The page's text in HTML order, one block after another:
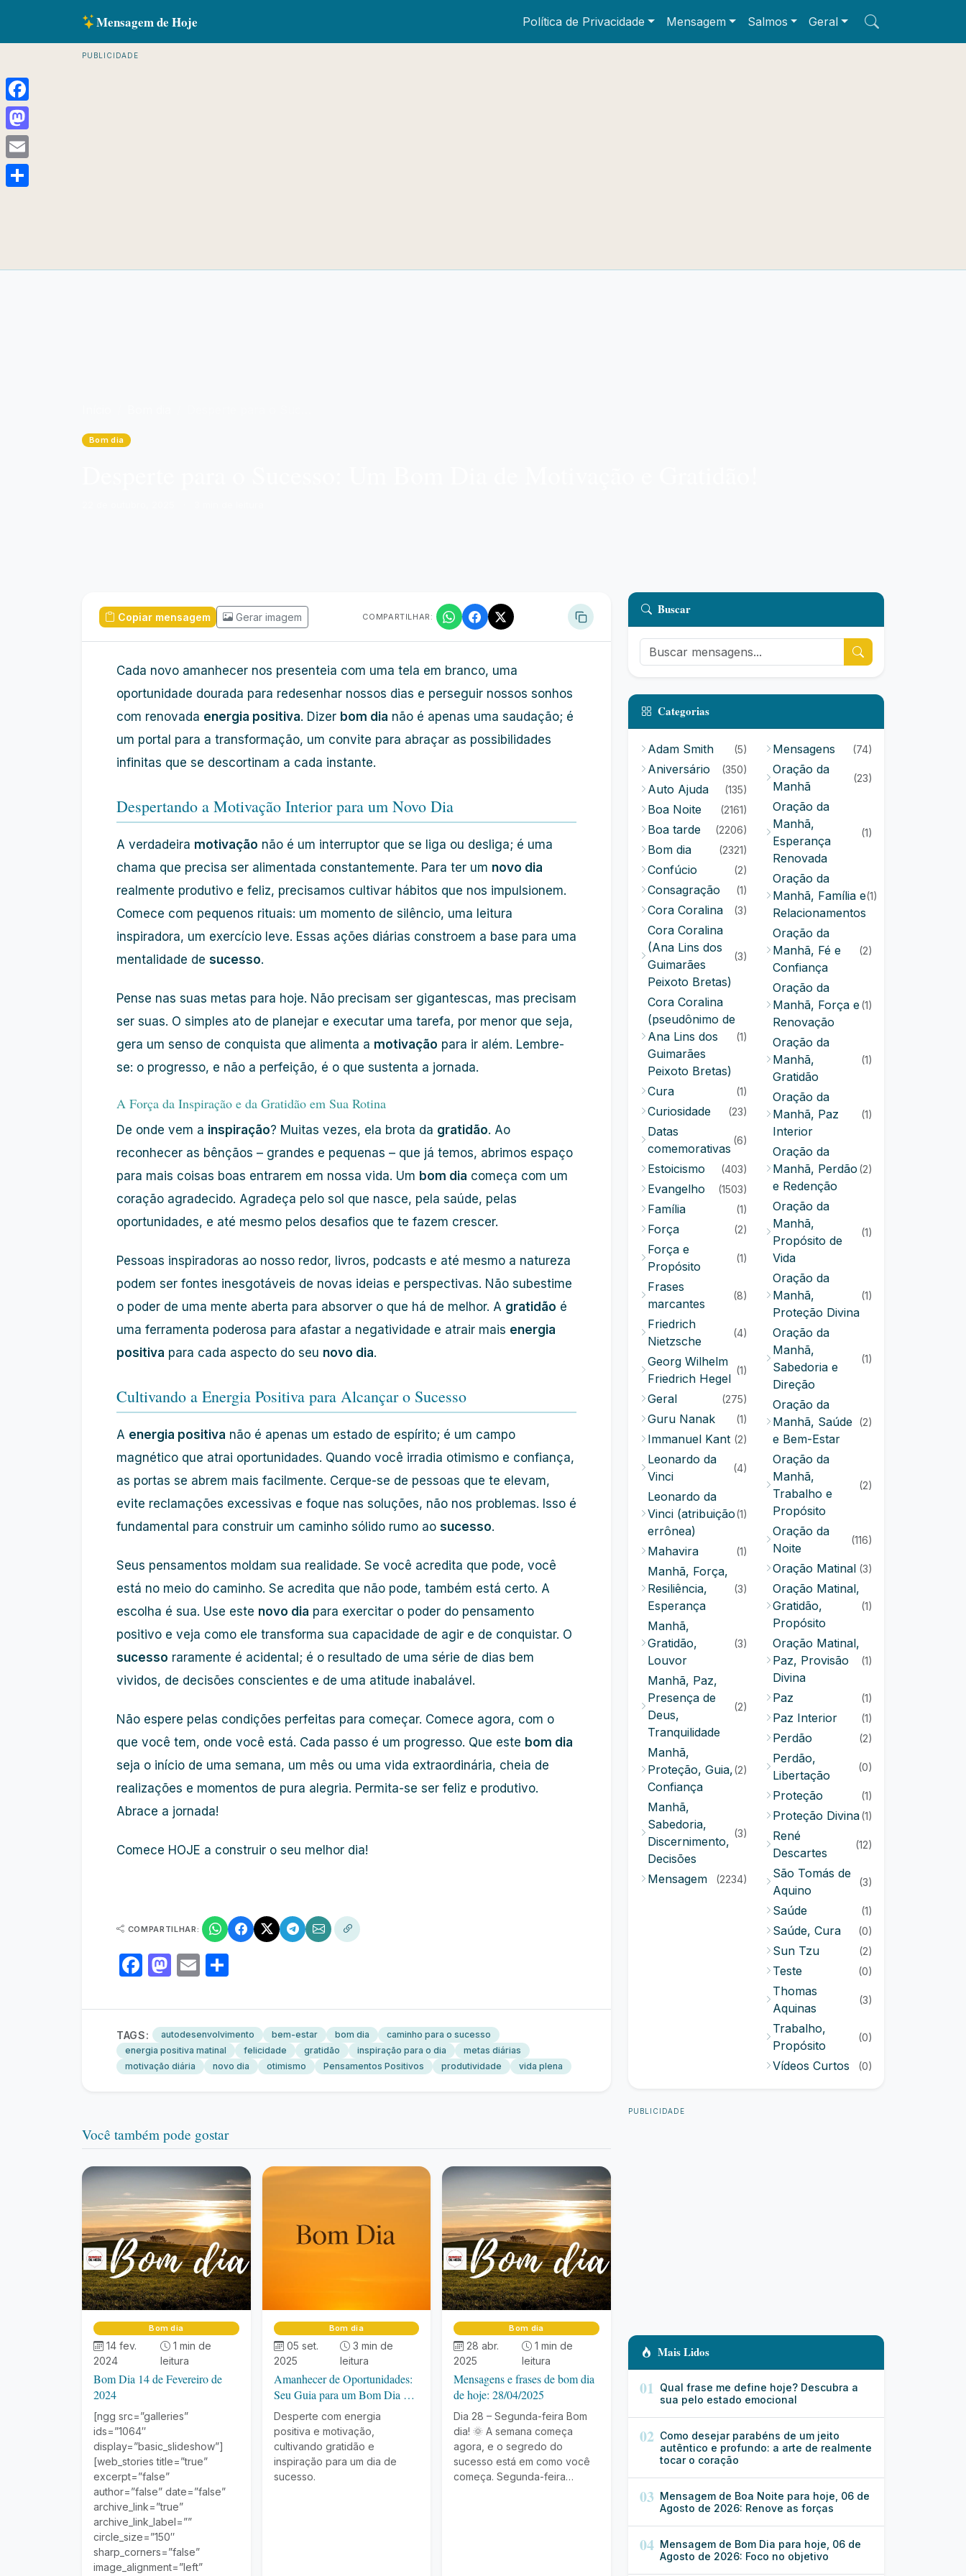
Mensagem de Hoje Política de Privacidade Mensagem Salmos Geral
PUBLICIDADE
Bom dia
Copiar mensagem Gerar imagem COMPARTILHAR:
Cada novo amanhecer nos presenteia com uma tela em branco, uma
oportunidade dourada para redesenhar nossos dias e perseguir nossos sonhos
com renovada energia positiva. Dizer bom dia não é apenas uma saudação; é
um portal para a transformação, um convite para abraçar as possibilidades
infinitas que se descortinam a cada instante.
Despertando a Motivação Interior para um Novo Dia
A verdadeira motivação não é um interruptor que se liga ou desliga; é uma
chama que precisa ser alimentada constantemente. Para ter um novo dia
realmente produtivo e feliz, precisamos cultivar hábitos que nos impulsionem.
Comece com pequenos rituais: um momento de silêncio, uma leitura
inspiradora, um exercício leve. Essas ações diárias constroem a base para uma
mentalidade de sucesso.
Pense nas suas metas para hoje. Não precisam ser gigantescas, mas precisam
ser suas. O simples ato de planejar e executar uma tarefa, por menor que seja,
gera um senso de conquista que alimenta a motivação para ir além. Lembre-
se: o progresso, e não a perfeição, é o que sustenta a jornada.
A Força da Inspiração e da Gratidão em Sua Rotina
De onde vem a inspiração? Muitas vezes, ela brota da gratidão. Ao
reconhecer as bênçãos – grandes e pequenas – que já temos, abrimos espaço
para mais coisas boas entrarem em nossa vida. Um bom dia começa com um
coração agradecido. Agradeça pelo sol que nasce, pela saúde, pelas
oportunidades, e até mesmo pelos desafios que te fazem crescer.
Pessoas inspiradoras ao nosso redor, livros, podcasts e até mesmo a natureza
podem ser fontes inesgotáveis de novas ideias e perspectivas. Não subestime
o poder de uma mente aberta para absorver o que há de melhor. A gratidão é
uma ferramenta poderosa para afastar a negatividade e atrair mais energia
positiva para cada aspecto do seu novo dia.
Cultivando a Energia Positiva para Alcançar o Sucesso
A energia positiva não é apenas um estado de espírito; é um campo
magnético que atrai oportunidades. Quando você irradia otimismo e confiança,
as portas se abrem mais facilmente. Cerque-se de pessoas que te elevam,
evite reclamações excessivas e foque nas soluções, não nos problemas. Isso é
fundamental para construir um caminho sólido rumo ao sucesso.
Seus pensamentos moldam sua realidade. Se você acredita que pode, você
está no meio do caminho. Se acredita que não pode, também está certo. A
escolha é sua. Use este novo dia para exercitar o poder do pensamento
positivo e veja como ele transforma sua capacidade de agir e de conquistar. O
sucesso raramente é acidental; é o resultado de uma série de dias bem
vividos, de decisões conscientes e de uma atitude inabalável.
Não espere pelas condições perfeitas para começar. Comece agora, com o
que você tem, onde você está. Cada passo é um progresso. Que este bom dia
seja o início de uma semana, um mês ou uma vida extraordinária, cheia de
realizações e momentos de pura alegria. Permita-se ser feliz e produtivo.
Abrace a jornada!
Comece HOJE a construir o seu melhor dia!
COMPARTILHAR:
Facebook
Mastodon
Email
TAGS: autodesenvolvimento bem-estar bom dia
caminho para o sucesso
energia positiva matinal
felicidade gratidão inspiração para o dia
metas diárias
motivação diária
novo dia otimismo Pensamentos Positivos produtividade vida plena
Você também pode gostar
Bom dia
14 fev.
2024
1 min de
leitura
Bom Dia 14 de Fevereiro de
2024
[ngg src=”galleries”
ids=”1064″
display=”basic_slideshow”]
[web_stories title=”true”
excerpt=”false”
author=”false” date=”false”
archive_link=”true”
archive_link_label=””
circle_size=”150″
sharp_corners=”false”
image_alignment=”left”
Bom dia
05 set.
2025
3 min de
leitura
Amanhecer de Oportunidades:
Seu Guia para um Bom Dia de
Sucesso
Desperte com energia
positiva e motivação,
cultivando gratidão e
inspiração para um dia de
sucesso.
Bom dia
28 abr.
2025
1 min de
leitura
Mensagens e frases de bom dia
de hoje: 28/04/2025
Dia 28 – Segunda-feira Bom
dia! 🌞 A semana começa
agora, e o segredo do
sucesso está em como você
começa. Segunda-feira…
Buscar
Categorias
Adam Smith (5)
Aniversário (350)
Auto Ajuda (135)
Boa Noite (2161)
Boa tarde (2206)
Bom dia (2321)
Confúcio (2)
Consagração (1)
Cora Coralina (3)
Cora Coralina
(Ana Lins dos
Guimarães
Peixoto Bretas)
(3)
Cora Coralina
(pseudônimo de
Ana Lins dos
Guimarães
Peixoto Bretas)
(1)
Cura (1)
Curiosidade (23)
Datas
comemorativas
(6)
Estoicismo (403)
Evangelho (1503)
Família (1)
Força (2)
Força e
Propósito
(1)
Frases
marcantes
(8)
Friedrich
Nietzsche
(4)
Georg Wilhelm
Friedrich Hegel
(1)
Geral (275)
Guru Nanak (1)
Immanuel Kant (2)
Leonardo da
Vinci
(4)
Leonardo da
Vinci (atribuição
errônea)
(1)
Mahavira (1)
Manhã, Força,
Resiliência,
Esperança
(3)
Manhã,
Gratidão,
Louvor
(3)
Manhã, Paz,
Presença de
Deus,
Tranquilidade
(2)
Manhã,
Proteção, Guia,
Confiança
(2)
Manhã,
Sabedoria,
Discernimento,
Decisões
(3)
Mensagem (2234)
Mensagens (74)
Oração da
Manhã
(23)
Oração da
Manhã,
Esperança
Renovada
(1)
Oração da
Manhã, Família e
Relacionamentos
(1)
Oração da
Manhã, Fé e
Confiança
(2)
Oração da
Manhã, Força e
Renovação
(1)
Oração da
Manhã,
Gratidão
(1)
Oração da
Manhã, Paz
Interior
(1)
Oração da
Manhã, Perdão
e Redenção
(2)
Oração da
Manhã,
Propósito de
Vida
(1)
Oração da
Manhã,
Proteção Divina
(1)
Oração da
Manhã,
Sabedoria e
Direção
(1)
Oração da
Manhã, Saúde
e Bem-Estar
(2)
Oração da
Manhã,
Trabalho e
Propósito
(2)
Oração da
Noite
(116)
Oração Matinal (3)
Oração Matinal,
Gratidão,
Propósito
(1)
Oração Matinal,
Paz, Provisão
Divina
(1)
Paz (1)
Paz Interior (1)
Perdão (2)
Perdão,
Libertação
(0)
Proteção (1)
Proteção Divina(1)
René
Descartes
(12)
São Tomás de
Aquino
(3)
Saúde (1)
Saúde, Cura (0)
Sun Tzu (2)
Teste (0)
Thomas
Aquinas
(3)
Trabalho,
Propósito
(0)
Vídeos Curtos (0)
PUBLICIDADE
Mais Lidos
01 Qual frase me define hoje? Descubra a
sua pelo estado emocional
02 Como desejar parabéns de um jeito
autêntico e profundo: a arte de realmente
tocar o coração
03 Mensagem de Boa Noite para hoje, 06 de
Agosto de 2026: Renove as forças
04 Mensagem de Bom Dia para hoje, 06 de
Agosto de 2026: Foco no objetivo
Facebook
Mastodon
Email